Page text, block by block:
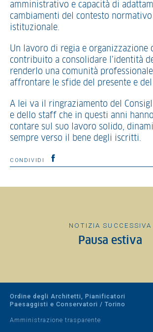
amministrativo e capacità di
cambiamenti del contesto
istituzionale.
Un lavoro di regia e organizzazione
contribuito a consolidare l’identità
renderlo una comunità
affrontare le sfide del presente e
A lei va il ringraziamento del
e dello staff che in questi anni
contare sul suo lavoro solido,
sempre verso il bene degli iscritti.
CONDIVIDI
NOTIZIA SUCCESSIVA
Pausa estiva
Ordine degli Architetti, Pianificatori
Paesaggisti e Conservatori / Torino
Amministrazione trasparente